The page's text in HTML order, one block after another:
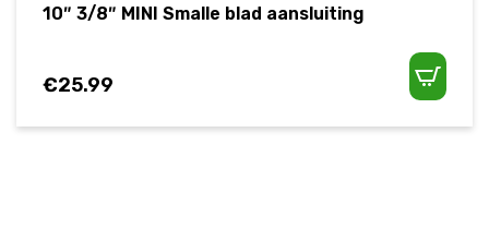
10″ 3/8″ MINI Smalle blad aansluiting
€25.99